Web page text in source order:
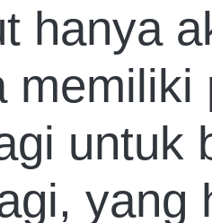
hanya
memiliki
untuk
yang